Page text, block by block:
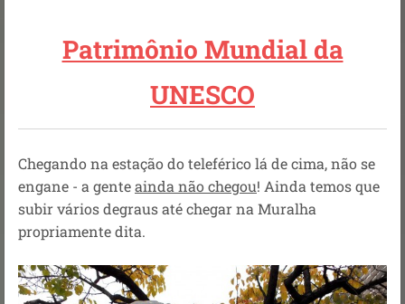
Patrimônio Mundial da
UNESCO
Chegando na estação do teleférico lá de cima, não se
engane - a genteainda não chegou! Ainda temos que
subir vários degraus até chegar na Muralha
propriamente dita.